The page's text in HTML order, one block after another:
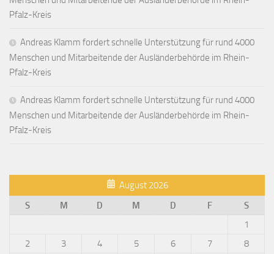
Pfalz-Kreis
Andreas Klamm fordert schnelle Unterstützung für rund 4000
Menschen und Mitarbeitende der Ausländerbehörde im Rhein-
Pfalz-Kreis
Andreas Klamm fordert schnelle Unterstützung für rund 4000
Menschen und Mitarbeitende der Ausländerbehörde im Rhein-
Pfalz-Kreis
August 2026
S
M D M D F
S
1
2
3 4 5 6 7 8